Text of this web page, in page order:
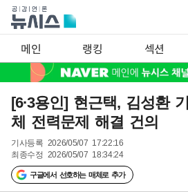
메인 랭킹 섹션
[6·3용인] 현근택, 김성환
체 전력문제 해결 건의
기사등록 2026/05/07 17:22:16
최종수정 2026/05/07 18:34:24
구글에서 선호하는 매체로 추가